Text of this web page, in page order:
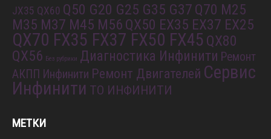
JX35 QX60 Q50 G20 G25 G35 G37 Q70 M25
M35 M37 M45 M56 QX50 EX35 EX37 EX25
QX70 FX35 FX37 FX50 FX45 QX80
QX56 Без рубрики Диагностика Инфинити Ремонт
АКПП Инфинити Ремонт Двигателей Сервис
Инфинити ТО ИНФИНИТИ
МЕТКИ